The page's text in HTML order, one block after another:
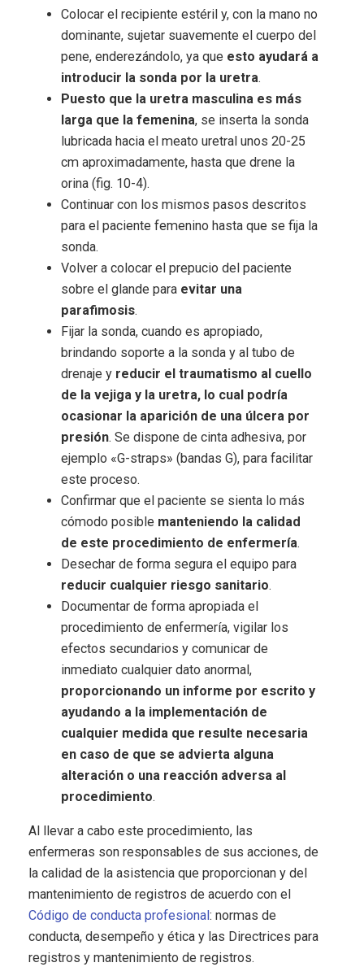
Colocar el recipiente estéril y, con la mano no
dominante, sujetar suavemente el cuerpo del
pene, enderezándolo, ya que esto ayudará a
introducir la sonda por la uretra.
Puesto que la uretra masculina es más
larga que la femenina, se inserta la sonda
lubricada hacia el meato uretral unos 20-25
cm aproximadamente, hasta que drene la
orina (fig. 10-4).
Continuar con los mismos pasos descritos
para el paciente femenino hasta que se fija la
sonda.
Volver a colocar el prepucio del paciente
sobre el glande para evitar una
parafimosis.
Fijar la sonda, cuando es apropiado,
brindando soporte a la sonda y al tubo de
drenaje y reducir el traumatismo al cuello
de la vejiga y la uretra, lo cual podría
ocasionar la aparición de una úlcera por
presión. Se dispone de cinta adhesiva, por
ejemplo «G-straps» (bandas G), para facilitar
este proceso.
Confirmar que el paciente se sienta lo más
cómodo posible manteniendo la calidad
de este procedimiento de enfermería.
Desechar de forma segura el equipo para
reducir cualquier riesgo sanitario.
Documentar de forma apropiada el
procedimiento de enfermería, vigilar los
efectos secundarios y comunicar de
inmediato cualquier dato anormal,
proporcionando un informe por escrito y
ayudando a la implementación de
cualquier medida que resulte necesaria
en caso de que se advierta alguna
alteración o una reacción adversa al
procedimiento.
Al llevar a cabo este procedimiento, las
enfermeras son responsables de sus acciones, de
la calidad de la asistencia que proporcionan y del
mantenimiento de registros de acuerdo con el
Código de conducta profesional : normas de
conducta, desempeño y ética y las Directrices para
registros y mantenimiento de registros.